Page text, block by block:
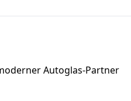
Autoglas-Partner